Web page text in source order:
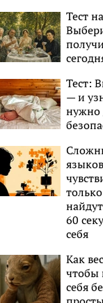
Тест
Тест:
— и
нужно
60
себя
Как
чтобы
себя